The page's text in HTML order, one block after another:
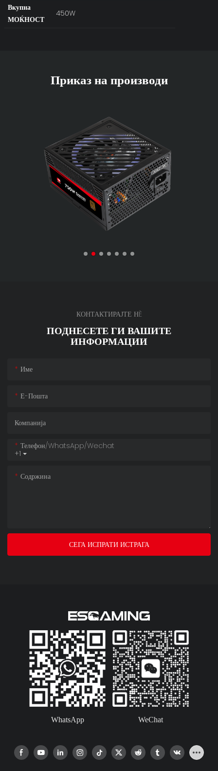
Вкупна
МОЌНОСТ
450W
Приказ на производи
КОНТАКТИРАЈТЕ НÈ
ПОДНЕСЕТЕ ГИ ВАШИТЕ
ИНФОРМАЦИИ
Име
Е-Пошта
Компанија
+1
Телефон/whatsApp/wechat
Содржина
СЕГА ИСПРАТИ ИСТРАГА
WhatsApp WeChat